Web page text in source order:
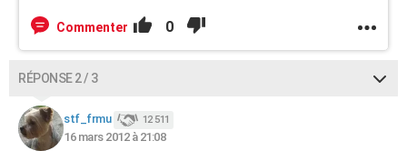
Commenter 0
RÉPONSE 2 / 3
stf_frmu 12 511
16 mars 2012 à 21:08